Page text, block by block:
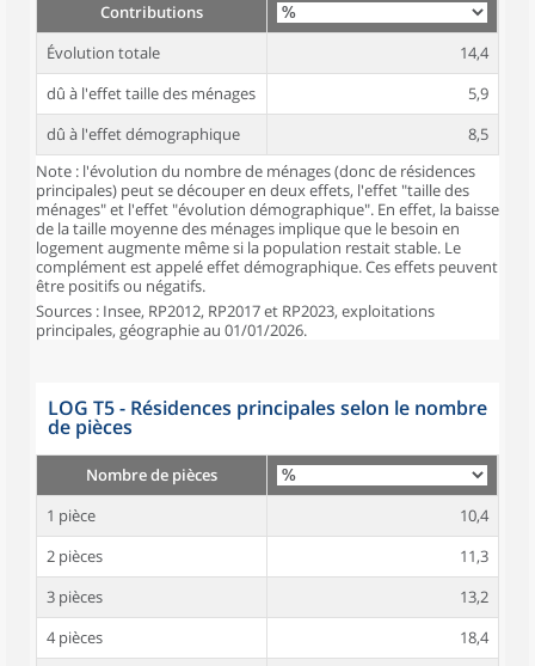
Contributions
Évolution totale
14,4
dû à l'effet taille des ménages
5,9
dû à l'effet démographique
8,5
Note : l'évolution du nombre de ménages (donc de résidences
principales) peut se découper en deux effets, l'effet "taille des
ménages" et l'effet "évolution démographique". En effet, la baisse
de la taille moyenne des ménages implique que le besoin en
logement augmente même si la population restait stable. Le
complément est appelé effet démographique. Ces effets peuvent
être positifs ou négatifs.
Sources : Insee, RP2012, RP2017 et RP2023, exploitations
principales, géographie au 01/01/2026.
LOG T5 - Résidences principales selon le nombre
de pièces
Nombre de pièces
1 pièce
10,4
2 pièces
11,3
3 pièces
13,2
4 pièces
18,4